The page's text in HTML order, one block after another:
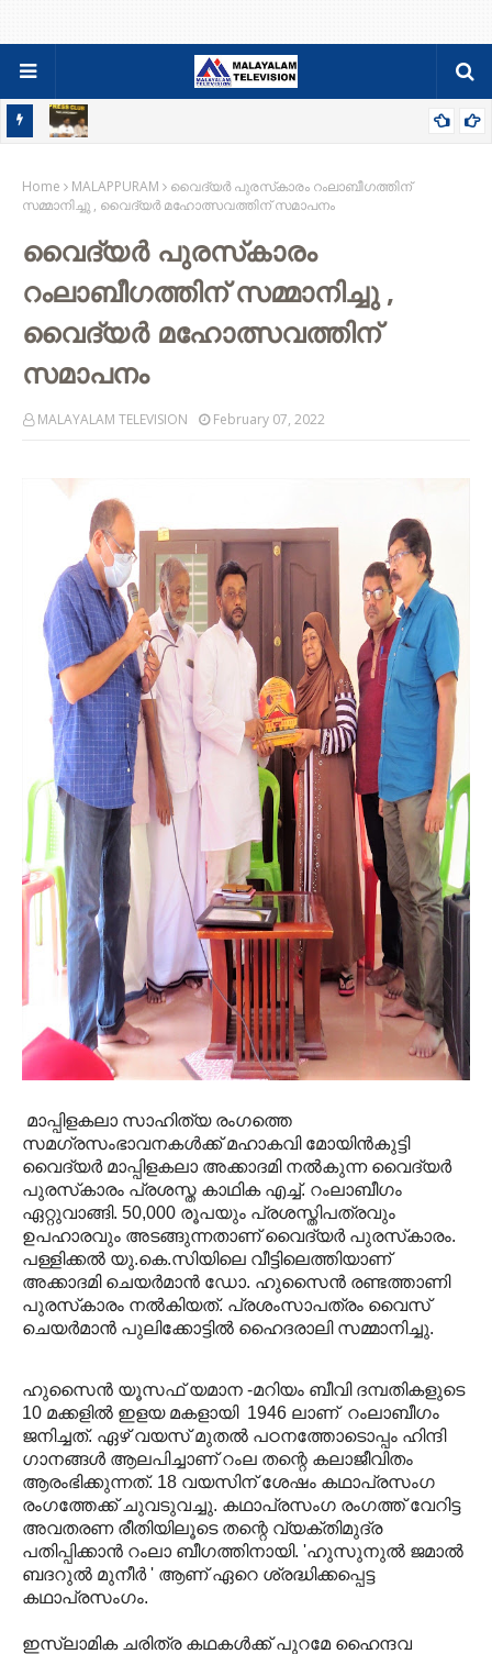
9ന്
Home MALAPPURAM
വൈദ്യര്‍ പുരസ്‌കാരം റംലാബീഗത്തിന്
സമ്മാനിച്ചു , വൈദ്യര്‍ മഹോത്സവത്തിന് സമാപനം
വൈദ്യര്‍ പുരസ്‌കാരം
റംലാബീഗത്തിന് സമ്മാനിച്ചു ,
വൈദ്യര്‍ മഹോത്സവത്തിന്
സമാപനം
MALAYALAM TELEVISION February 07, 2022
മാപ്പിളകലാ സാഹിത്യ രംഗത്തെ
സമഗ്രസംഭാവനകള്‍ക്ക് മഹാകവി മോയിന്‍കുട്ടി
വൈദ്യര്‍ മാപ്പിളകലാ അക്കാദമി നല്‍കുന്ന വൈദ്യര്‍
പുരസ്‌കാരം പ്രശസ്ത കാഥിക എച്ച്. റംലാബീഗം
ഏറ്റുവാങ്ങി. 50,000 രൂപയും പ്രശസ്തിപത്രവും
ഉപഹാരവും അടങ്ങുന്നതാണ് വൈദ്യര്‍ പുരസ്‌കാരം.
പള്ളിക്കല്‍ യു.കെ.സിയിലെ വീട്ടിലെത്തിയാണ്
അക്കാദമി ചെയര്‍മാന്‍ ഡോ. ഹുസൈന്‍ രണ്ടത്താണി
പുരസ്‌കാരം നല്‍കിയത്. പ്രശംസാപത്രം വൈസ്
ചെയര്‍മാന്‍ പുലിക്കോട്ടില്‍ ഹൈദരാലി സമ്മാനിച്ചു.
ഹുസൈന്‍ യൂസഫ് യമാന -മറിയം ബീവി ദമ്പതികളുടെ
10 മക്കളില്‍ ഇളയ മകളായി 1946 ലാണ് റംലാബീഗം
ജനിച്ചത്. ഏഴ് വയസ് മുതല്‍ പഠനത്തോടൊപ്പം ഹിന്ദി
ഗാനങ്ങള്‍ ആലപിച്ചാണ് റംല തന്റെ കലാജീവിതം
ആരംഭിക്കുന്നത്. 18 വയസിന് ശേഷം കഥാപ്രസംഗ
രംഗത്തേക്ക് ചുവടുവച്ചു. കഥാപ്രസംഗ രംഗത്ത് വേറിട്ട
അവതരണ രീതിയിലൂടെ തന്റെ വ്യക്തിമുദ്ര
പതിപ്പിക്കാന്‍ റംലാ ബീഗത്തിനായി. 'ഹുസുനുല്‍ ജമാല്‍
ബദറുല്‍ മുനീര്‍ ' ആണ് ഏറെ ശ്രദ്ധിക്കപ്പെട്ട
കഥാപ്രസംഗം.
ഇസ്ലാമിക ചരിത്ര കഥകള്‍ക്ക് പുറമേ ഹൈന്ദവ